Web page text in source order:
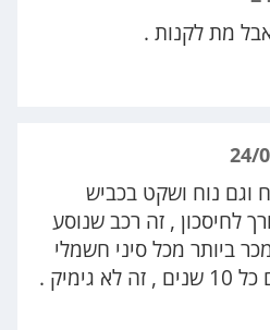
מת לקנות .
נוח ושקט בכביש
לחיסכון , זה רכב שנוסע
ביותר מכל סיני חשמלי
.